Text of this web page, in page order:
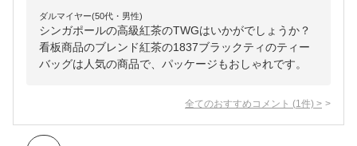
ダルマイヤー(50代・男性)
シンガポールの高級紅茶のTWGはいかがでしょうか？
看板商品のブレンド紅茶の1837ブラックティのティー
バッグは人気の商品で、パッケージもおしゃれです。
全てのおすすめコメント (1 件) >